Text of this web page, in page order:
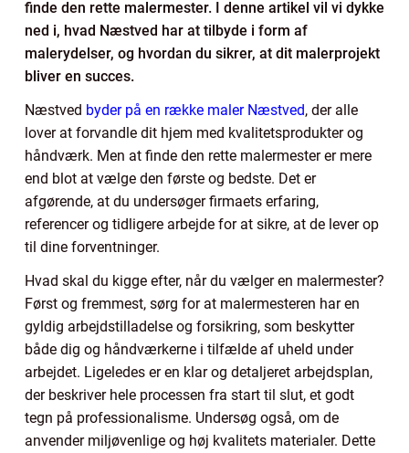
finde den rette malermester. I denne artikel vil vi dykke
ned i, hvad Næstved har at tilbyde i form af
malerydelser, og hvordan du sikrer, at dit malerprojekt
bliver en succes.
Næstved byder på en række maler Næstved, der alle
lover at forvandle dit hjem med kvalitetsprodukter og
håndværk. Men at finde den rette malermester er mere
end blot at vælge den første og bedste. Det er
afgørende, at du undersøger firmaets erfaring,
referencer og tidligere arbejde for at sikre, at de lever op
til dine forventninger.
Hvad skal du kigge efter, når du vælger en malermester?
Først og fremmest, sørg for at malermesteren har en
gyldig arbejdstilladelse og forsikring, som beskytter
både dig og håndværkerne i tilfælde af uheld under
arbejdet. Ligeledes er en klar og detaljeret arbejdsplan,
der beskriver hele processen fra start til slut, et godt
tegn på professionalisme. Undersøg også, om de
anvender miljøvenlige og høj kvalitets materialer. Dette